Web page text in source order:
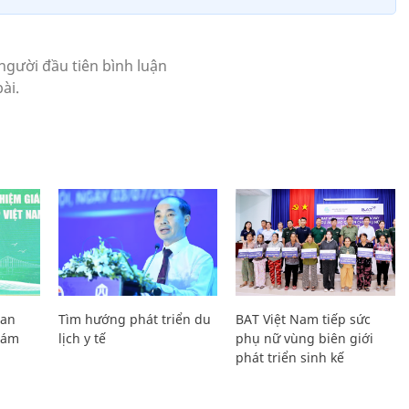
Tìm hướng phát triển du
lịch y tế
BAT Việt Nam tiếp sức
phụ nữ vùng biên giới
phát triển sinh kế